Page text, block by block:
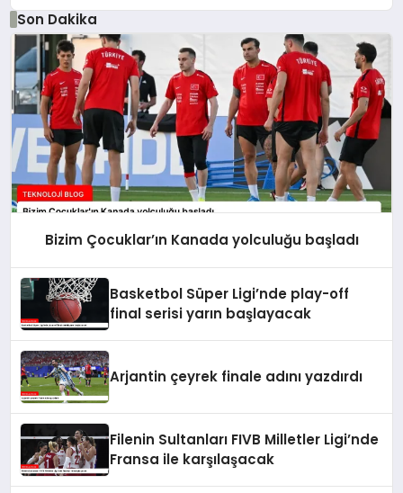
Son Dakika
Bizim Çocuklar’ın Kanada yolculuğu başladı
Basketbol Süper Ligi’nde play-off
final serisi yarın başlayacak
Arjantin çeyrek finale adını yazdırdı
Filenin Sultanları FIVB Milletler Ligi’nde
Fransa ile karşılaşacak